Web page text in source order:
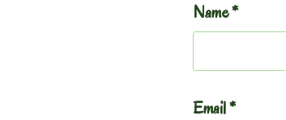
Name*
Email*